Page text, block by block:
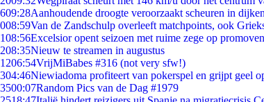
609:28Aanhoudende droogte veroorzaakt scheuren in
008:59Van de Zandschulp overleeft matchpoints, ook
108:56Excelsior opent seizoen met ruime zege op
208:35Nieuw te streamen in augustus
1206:54VrijMiBabes #316 (not very sfw!)
304:46Niewiadoma profiteert van pokerspel en grijpt geel
3500:07Random Pics van de Dag #1979